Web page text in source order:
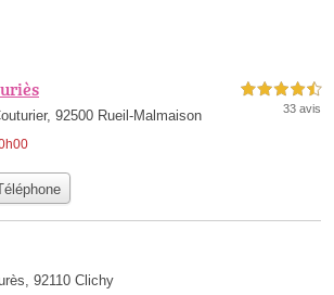
92500 Rueil-Malmaison
4,5 étoiles sur 5
33 avis
92110 Clichy